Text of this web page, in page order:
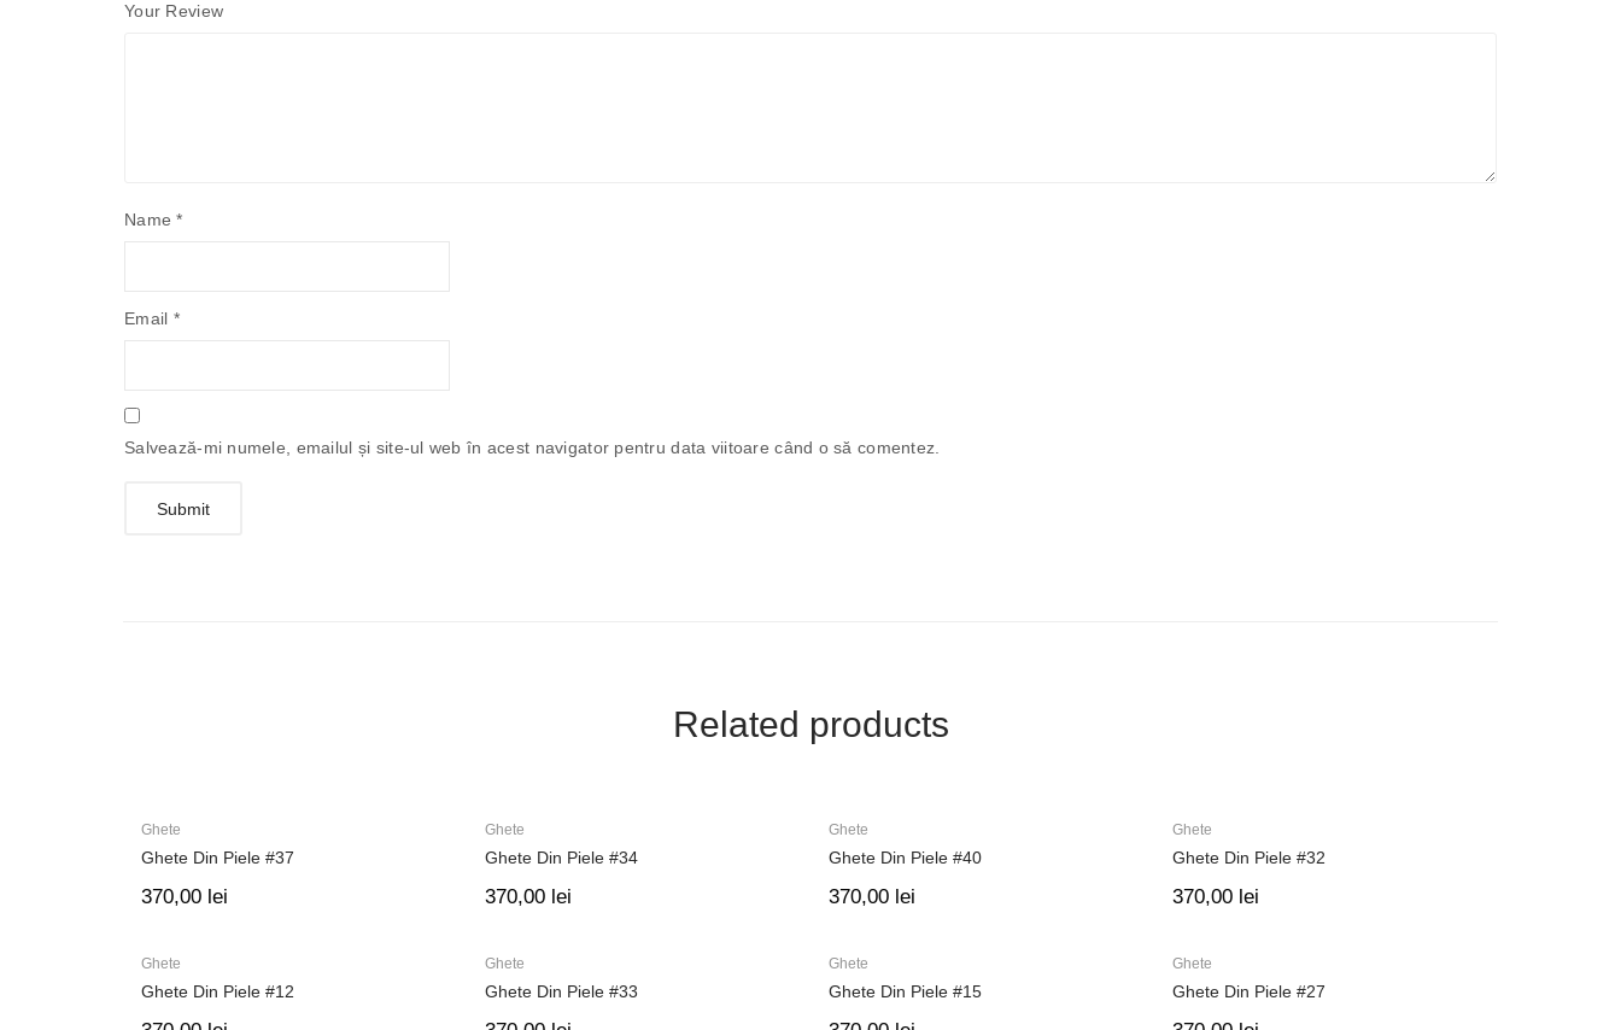
Your Review
Name*
Email *
Salvează-mi numele, emailul și site-ul web în acest navigator pentru data viitoare când o să comentez.
Related products
Ghete
Ghete Din Piele #37
370,00 lei
Ghete
Ghete Din Piele #34
370,00 lei
Ghete
Ghete Din Piele #40
370,00 lei
Ghete
Ghete Din Piele #32
370,00 lei
Ghete
Ghete Din Piele #12
Ghete
Ghete Din Piele #33
Ghete
Ghete Din Piele #15
Ghete
Ghete Din Piele #27